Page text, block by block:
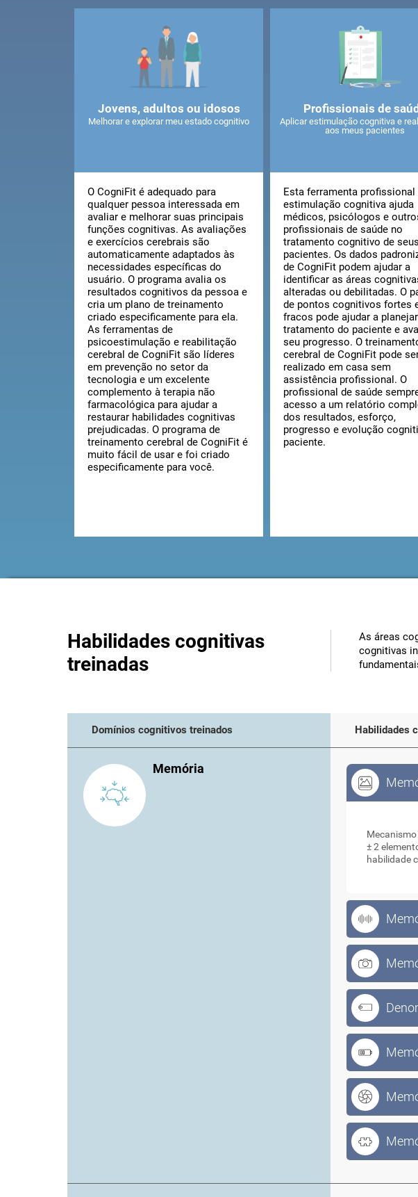
Jovens, adultos ou idosos
Melhorar e explorar meu estado cognitivo
O CogniFit é adequado para
qualquer pessoa interessada em
avaliar e melhorar suas principais
funções cognitivas. As avaliações
e exercícios cerebrais são
automaticamente adaptados às
necessidades específicas do
usuário. O programa avalia os
resultados cognitivos da pessoa e
cria um plano de treinamento
criado especificamente para ela.
As ferramentas de
psicoestimulação e reabilitação
cerebral de CogniFit são líderes
em prevenção no setor da
tecnologia e um excelente
complemento à terapia não
farmacológica para ajudar a
restaurar habilidades cognitivas
prejudicadas. O programa de
treinamento cerebral de CogniFit é
muito fácil de usar e foi criado
especificamente para você.
Profissionais de
Aplicar estimulação cognitiva e
aos meus pacientes
Esta ferramenta profissional
estimulação cognitiva ajuda
médicos, psicólogos e
profissionais de saúde no
tratamento cognitivo de seus
pacientes. Os dados
de CogniFit podem ajudar a
identificar as áreas
alteradas ou debilitadas. O
de pontos cognitivos fortes
fracos pode ajudar a
tratamento do paciente e
seu progresso. O
cerebral de CogniFit pode
realizado em casa sem
assistência profissional. O
profissional de saúde
acesso a um relatório
dos resultados, esforço,
progresso e evolução
paciente.
Habilidades cognitivas
treinadas
As áreas
cognitivas
Domínios cognitivos treinados Habilidades
Memória
± 2
habilidade